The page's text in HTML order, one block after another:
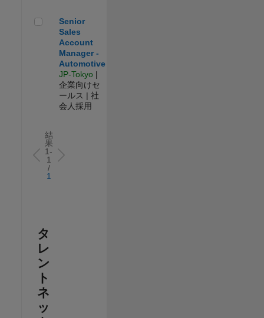
Senior Sales Account Manager - Automotive
Senior
Sales
Account
Manager -
Automotive
JP-Tokyo |
企業向けセ
ールス | 社
会人採用
結
果
1-
1
/
1
タ
レ
ン
ト
ネ
ッ